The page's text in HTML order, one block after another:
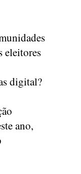
eleitores
digital?
ano,